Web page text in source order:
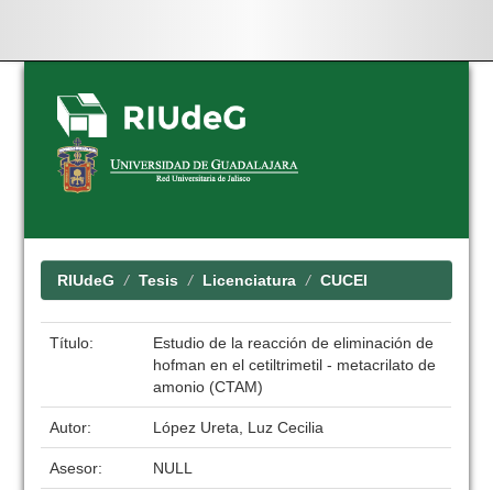
Skip
navigation
RIUdeG Tesis Licenciatura CUCEI
Título:
Estudio de la reacción de eliminación de
hofman en el cetiltrimetil - metacrilato de
amonio (CTAM)
Autor: López Ureta, Luz Cecilia
Asesor: NULL